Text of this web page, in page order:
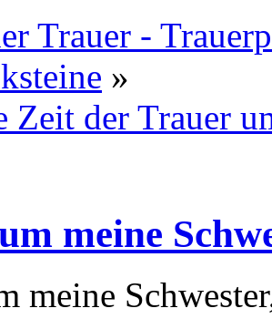
Trauer -
»
Zeit der Trauer
meine
meine